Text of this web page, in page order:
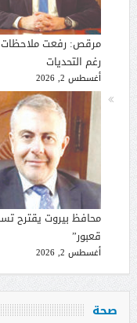
مرقص: رفعت ملاحظات
رغم التحديات
أغسطس 2, 2026
محافظ بيروت يقترح
قعبور”
أغسطس 2, 2026
صحة